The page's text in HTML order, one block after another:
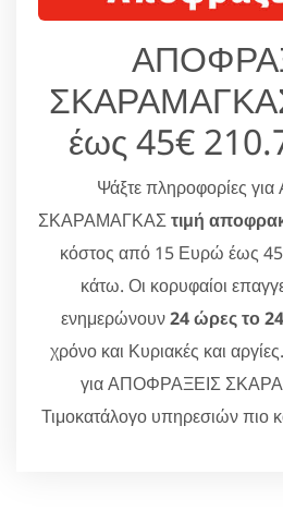
έως 45€
Ψάξτε πληροφορίες
ΣΚΑΡΑΜΑΓΚΑΣτιμή
κόστος από 15 Ευρώ έως
κάτω. Οι κορυφαίοι
ενημερώνουν24 ώρες το
χρόνο και Κυριακές και
για ΑΠΟΦΡΑΞΕΙΣ
Τιμοκατάλογο υπηρεσιών πιο